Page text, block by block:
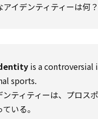
イデンティティーは何？
is a controversial
sports.
ンティティーは、プロス
いる。